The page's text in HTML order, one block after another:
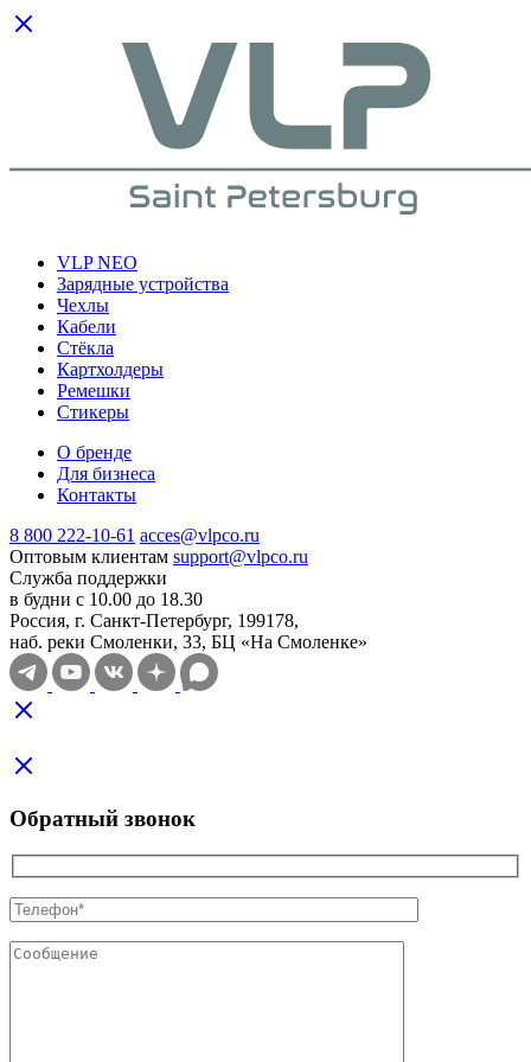
VLP NEO
Зарядные устройства
Чехлы
Кабели
Cтёкла
Картхолдеры
Ремешки
Стикеры
О бренде
Для бизнеса
Контакты
8 800 222-10-61 acces@vlpco.ru
Оптовым клиентам support@vlpco.ru
Служба поддержки
в будни с 10.00 до 18.30
Россия, г. Санкт-Петербург, 199178,
наб. реки Смоленки, 33, БЦ «На Смоленке»
Обратный звонок